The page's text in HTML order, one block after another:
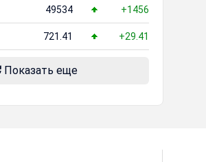
49534 +1456
721.41 +29.41
Показать еще